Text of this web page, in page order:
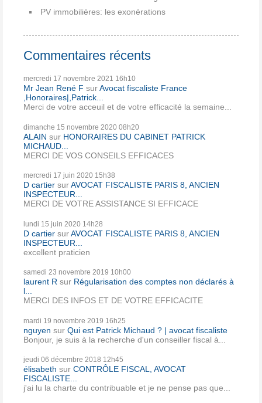
PV immobilières: les exonérations
Commentaires récents
mercredi 17 novembre 2021 16h10
Mr Jean René F surAvocat fiscaliste France
,Honoraires|,Patrick...
Merci de votre acceuil et de votre efficacité la semaine...
dimanche 15 novembre 2020 08h20
ALAIN sur HONORAIRES DU CABINET PATRICK
MICHAUD...
MERCI DE VOS CONSEILS EFFICACES
mercredi 17 juin 2020 15h38
D cartier surAVOCAT FISCALISTE PARIS 8, ANCIEN
INSPECTEUR...
MERCI DE VOTRE ASSISTANCE SI EFFICACE
lundi 15 juin 2020 14h28
D cartier surAVOCAT FISCALISTE PARIS 8, ANCIEN
INSPECTEUR...
excellent praticien
samedi 23 novembre 2019 10h00
laurent R sur Régularisation des comptes non déclarés à
l...
MERCI DES INFOS ET DE VOTRE EFFICACITE
mardi 19 novembre 2019 16h25
nguyen sur Qui est Patrick Michaud ? | avocat fiscaliste
Bonjour, je suis à la recherche d'un conseiller fiscal à...
jeudi 06 décembre 2018 12h45
élisabeth sur CONTRÔLE FISCAL, AVOCAT
FISCALISTE...
j'ai lu la charte du contribuable et je ne pense pas que...